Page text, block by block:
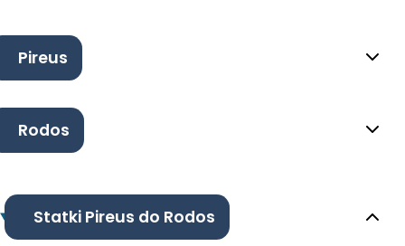
Pireus
Rodos
Statki Pireus do Rodos